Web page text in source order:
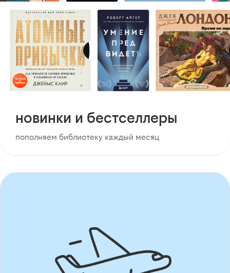
новинки и бестселлеры
пополняем библиотеку каждый месяц